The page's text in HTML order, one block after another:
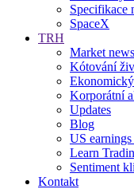
Specifikace
SpaceX
TRH
Market news
Kótování
Korporátní
Updates
Blog
US earnings
Learn
Sentiment
Kontakt